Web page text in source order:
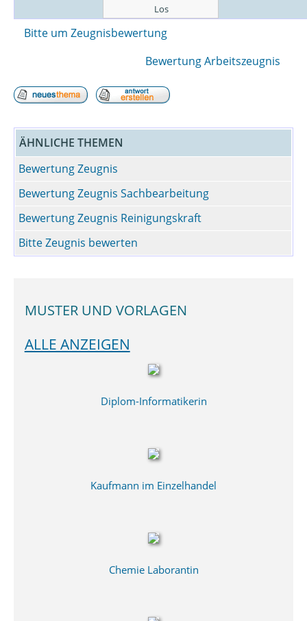
Bitte um Zeugnisbewertung
Bewertung Arbeitszeugnis
ÄHNLICHE THEMEN
Bewertung Zeugnis
Bewertung Zeugnis Sachbearbeitung
Bewertung Zeugnis Reinigungskraft
Bitte Zeugnis bewerten
MUSTER UND VORLAGEN
ALLE ANZEIGEN
Diplom-Informatikerin
Kaufmann im Einzelhandel
Chemie Laborantin